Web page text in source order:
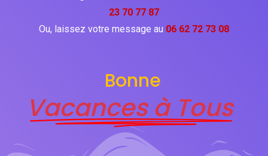
23 70 77 87
Ou, laissez votre message au 06 62 72 73 08
Bonne
Vacances à Tous